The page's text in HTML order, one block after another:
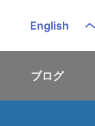
English
ブログ